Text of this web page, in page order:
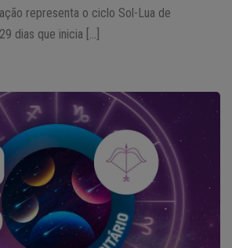
representa o ciclo Sol-Lua de
dias que inicia […]